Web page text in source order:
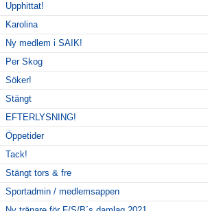
Upphittat!
Karolina
Ny medlem i SAIK!
Per Skog
Söker!
Stängt
EFTERLYSNING!
Öppetider
Tack!
Stängt tors & fre
Sportadmin / medlemsappen